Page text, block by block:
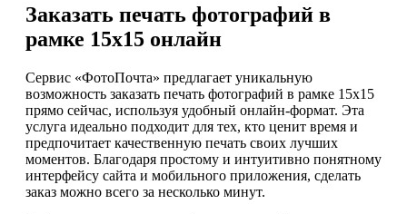
Заказать печать фотографий в
рамке 15х15 онлайн
Сервис «ФотоПочта» предлагает уникальную
возможность заказать печать фотографий в рамке 15х15
прямо сейчас, используя удобный онлайн-формат. Эта
услуга идеально подходит для тех, кто ценит время и
предпочитает качественную печать своих лучших
моментов. Благодаря простому и интуитивно понятному
интерфейсу сайта и мобильного приложения, сделать
заказ можно всего за несколько минут.